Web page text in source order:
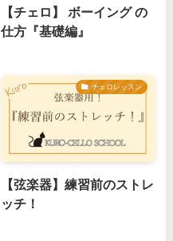
【チェロ】 ボーイング の
仕方『基礎編』
チェロレッスン
【弦楽器】練習前のストレ
ッチ！